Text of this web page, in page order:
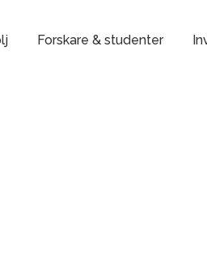
Forskare & studenter